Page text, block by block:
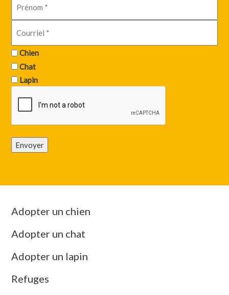
Chien
Chat
Lapin
Envoyer
Adopter un chien
Adopter un chat
Adopter un lapin
Refuges